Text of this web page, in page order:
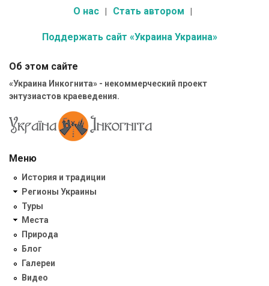
О нас Стать автором
Поддержать сайт «Украина Украина»
Об этом сайте
«Украина Инкогнита» - некоммерческий проект
энтузиастов краеведения.
Меню
История и традиции
Регионы Украины
Туры
Места
Природа
Блог
Галереи
Видео